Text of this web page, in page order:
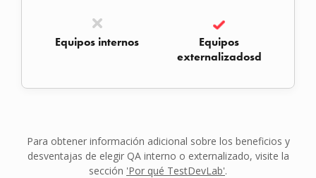
Equipos internos
Equipos
externalizadosd
Para obtener información adicional sobre los beneficios y
desventajas de elegir QA interno o externalizado, visite la
sección 'Por qué TestDevLab'.